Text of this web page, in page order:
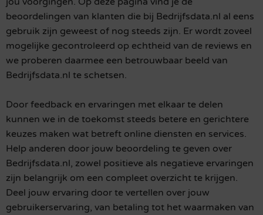
beoordelingen van klanten die bij Bedrijfsdata.nl al eens
gebruik zijn geweest of nog steeds zijn. Er wordt zoveel
mogelijke gecontroleerd op echtheid van de reviews en
we proberen daarmee een betrouwbaar beeld van
Bedrijfsdata.nl te schetsen.
Door feedback en ervaringen met elkaar te delen
kunnen we in de toekomst steeds betere en gerichtere
keuzes maken wat betreft online diensten en services.
Help anderen door jouw beoordeling te geven over
Bedrijfsdata.nl, zowel positieve als negatieve ervaringen
zijn belangrijk om een compleet overzicht te krijgen.
Deel jouw ervaring door te vertellen over jouw
gebruikerservaring, van betaling tot het waarmaken van